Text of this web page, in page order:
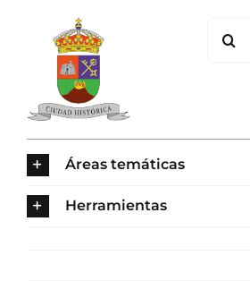
contenido
Buscar:
Áreas temáticas
Herramientas